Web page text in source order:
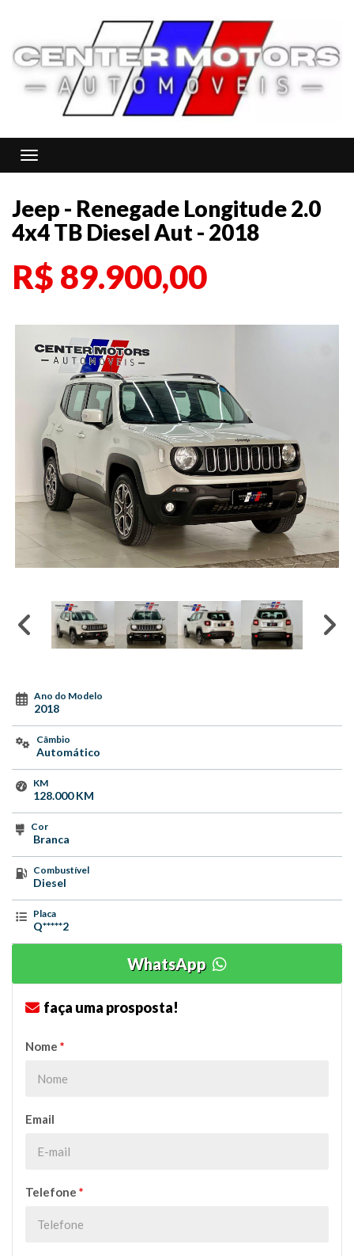
Toggle navigation
Jeep - Renegade Longitude 2.0
4x4 TB Diesel Aut - 2018
R$ 89.900,00
Ano do Modelo
2018
Câmbio
Automático
KM
128.000 KM
Cor
Branca
Combustível
Diesel
Placa
Q*****2
WhatsApp
faça uma prosposta!
Nome *
Email
Telefone *